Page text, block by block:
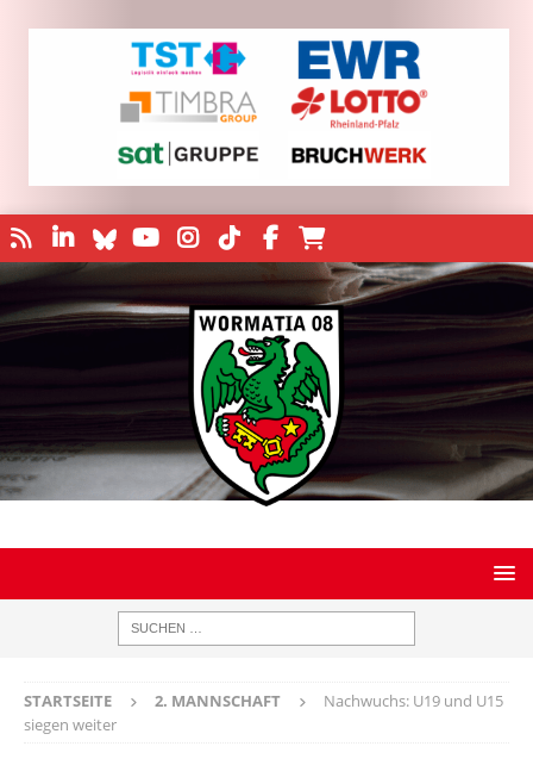
STARTSEITE 2. MANNSCHAFT
Nachwuchs: U19 und U15
siegen weiter